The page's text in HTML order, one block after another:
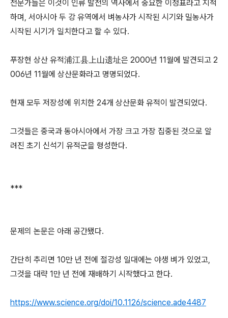
전문가들은 이것이 인류 발전의 역사에서 중요한 이정표라고 지적
하며, 서아시아 두 강 유역에서 벼농사가 시작된 시기와 밀농사가
시작된 시기가 일치한다고 할 수 있다.
푸장현 상산 유적浦江县上山遗址은 2000년 11월에 발견되고 2
006년 11월에 상산문화라고 명명되었다.
현재 모두 저장성에 위치한 24개 상산문화 유적이 발견되었다.
그것들은 중국과 동아시아에서 가장 크고 가장 집중된 것으로 알
려진 초기 신석기 유적군을 형성한다.
***
문제의 논문은 아래 공간됐다.
간단히 추리면 10만 년 전에 절강성 일대에는 야생 벼가 있었고,
그것을 대략 1만 년 전에 재배하기 시작했다고 한다.
https://www.science.org/doi/10.1126/science.ade4487